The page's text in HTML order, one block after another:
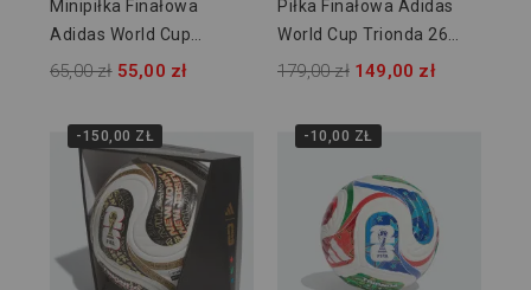
Minipiłka Finałowa
Adidas World Cup
Trionda 26 Mini KE4328
65,00 zł 55,00 zł
Piłka Finałowa Adidas
World Cup Trionda 26
League KE4322
179,00 zł 149,00 zł
-150,00 ZŁ -10,00 ZŁ